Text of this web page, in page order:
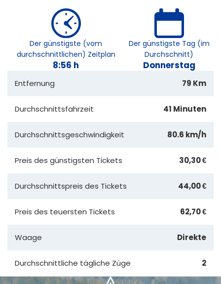
Der günstigste (vom
durchschnittlichen) Zeitplan
8:56 h
Der günstigste Tag (im
Durchschnitt)
Donnerstag
Entfernung 79 Km
Durchschnittsfahrzeit 41 Minuten
Durchschnittsgeschwindigkeit 80.6 km/h
Preis des günstigsten Tickets 30,30 €
Durchschnittspreis des Tickets 44,00 €
Preis des teuersten Tickets 62,70 €
Waage Direkte
Durchschnittliche tägliche Züge 2